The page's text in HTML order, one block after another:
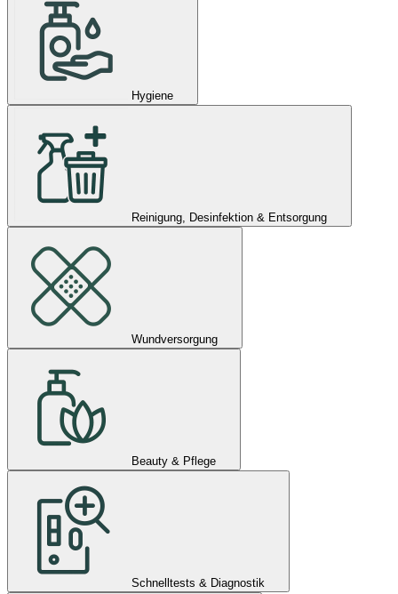
Hygiene
Reinigung, Desinfektion & Entsorgung
Wundversorgung
Beauty & Pflege
Schnelltests & Diagnostik